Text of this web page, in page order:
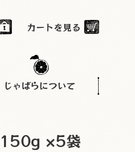
カートを見る
じゃばらについて
150g ×5袋